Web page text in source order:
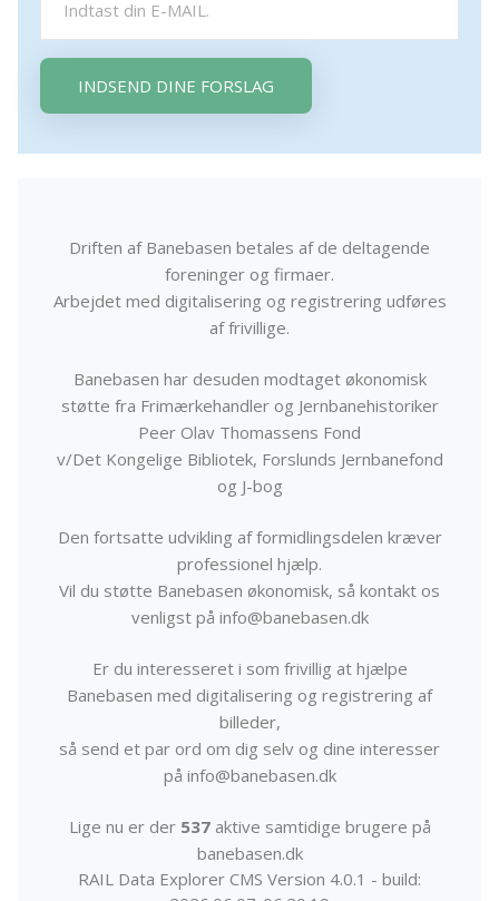
INDSEND DINE FORSLAG
Driften af Banebasen betales af de deltagende
foreninger og firmaer.
Arbejdet med digitalisering og registrering udføres
af frivillige.
Banebasen har desuden modtaget økonomisk
støtte fra Frimærkehandler og Jernbanehistoriker
Peer Olav Thomassens Fond
v/Det Kongelige Bibliotek, Forslunds Jernbanefond
og J-bog
Den fortsatte udvikling af formidlingsdelen kræver
professionel hjælp.
Vil du støtte Banebasen økonomisk, så kontakt os
venligst på info@banebasen.dk
Er du interesseret i som frivillig at hjælpe
Banebasen med digitalisering og registrering af
billeder,
så send et par ord om dig selv og dine interesser
på info@banebasen.dk
Lige nu er der 537aktive samtidige brugere på
banebasen.dk
RAIL Data Explorer CMS Version 4.0.1 - build: